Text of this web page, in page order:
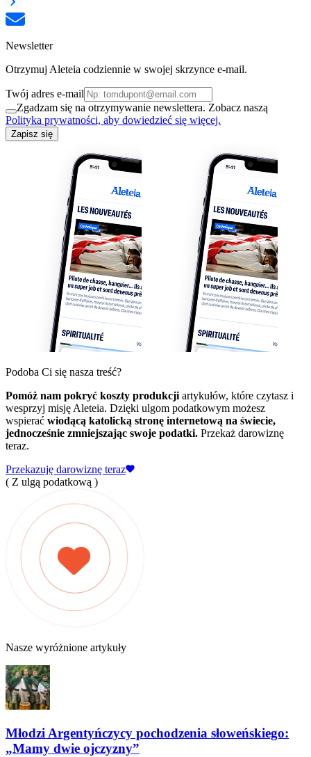
Newsletter
Otrzymuj Aleteia codziennie w swojej skrzynce e-mail.
Twój adres e-mail
Zgadzam się na otrzymywanie newslettera. Zobacz naszą
Polityka prywatności, aby dowiedzieć się więcej.
Zapisz się
Podoba Ci się nasza treść?
Pomóż nam pokryć koszty produkcjiartykułów, które czytasz i
wesprzyj misję Aleteia. Dzięki ulgom podatkowym możesz
wspierać wiodącą katolicką stronę internetową na świecie,
jednocześnie zmniejszając swoje podatki. Przekaż darowiznę
teraz.
Przekazuję darowiznę teraz
( Z ulgą podatkową )
Nasze wyróżnione artykuły
Młodzi Argentyńczycy pochodzenia słoweńskiego:
„Mamy dwie ojczyzny”